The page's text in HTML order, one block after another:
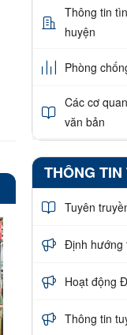
Thông tin
huyện
Phòng
Các cơ
văn bản
THÔNG
Tuyên
Định hướng
Hoạt động
Thông tin